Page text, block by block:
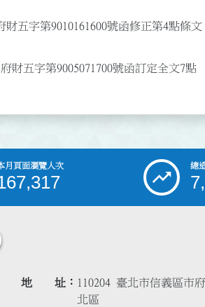
五字第9010161600號函修正第4點條文
財五字第9005071700號函訂定全文7點
月頁面瀏覽人次 總
地 址
110204 臺北市信義區市
北區